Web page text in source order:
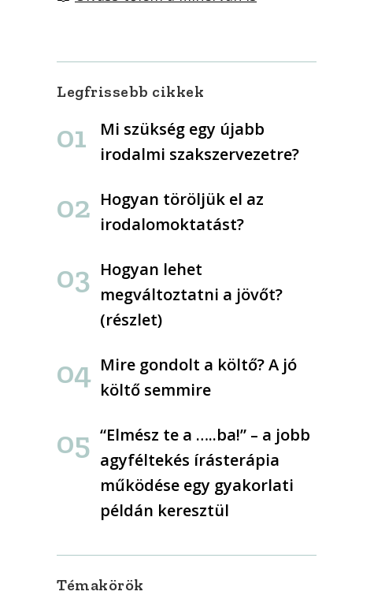
Legfrissebb cikkek
Mi szükség egy újabb
irodalmi szakszervezetre?
Hogyan töröljük el az
irodalomoktatást?
Hogyan lehet
megváltoztatni a jövőt?
(részlet)
Mire gondolt a költő? A jó
költő semmire
“Elmész te a …..ba!” – a jobb
agyféltekés írásterápia
működése egy gyakorlati
példán keresztül
Témakörök